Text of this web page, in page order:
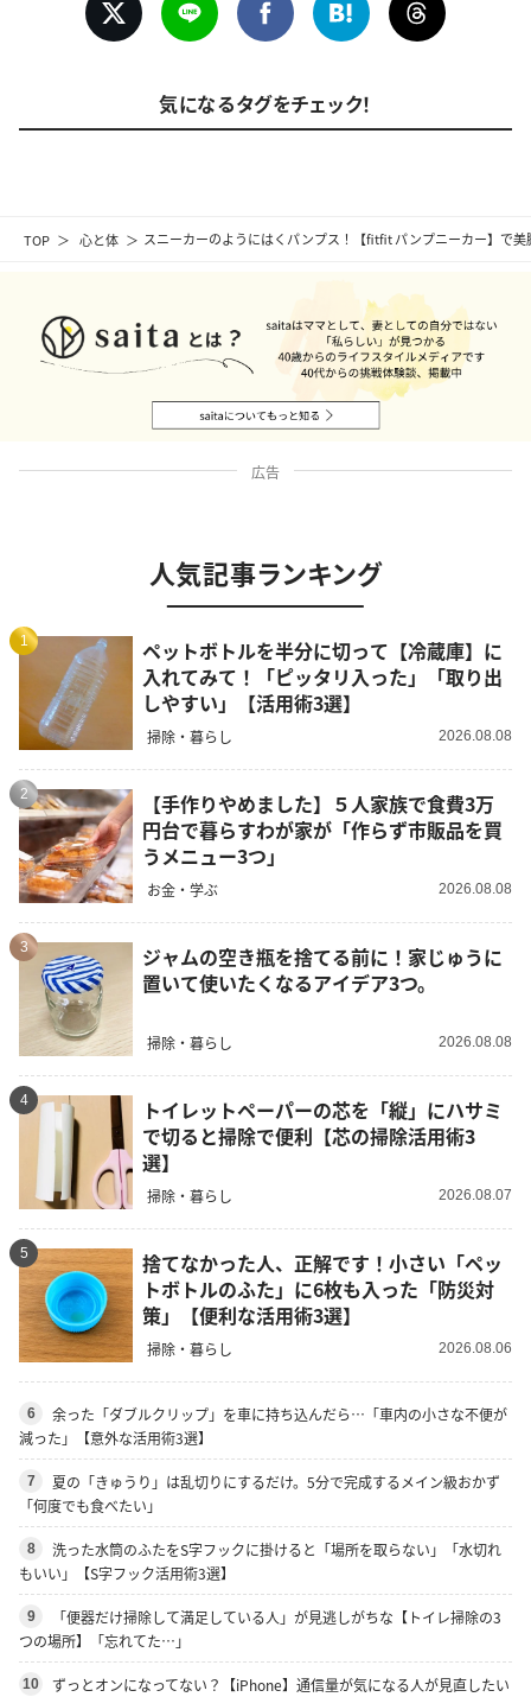
TOP 心と体 スニーカーのようにはくパンプス！【fitfit パンプニーカー】で美
気になるタグをチェック！
広告
人気記事ランキング
1
ペットボトルを半分に切って【冷蔵庫】に
入れてみて！「ピッタリ入った」「取り出
しやすい」【活用術3選】
掃除・暮らし 2026.08.08
2
【手作りやめました】５人家族で食費3万
円台で暮らすわが家が「作らず市販品を買
うメニュー3つ」
お金・学ぶ 2026.08.08
3
ジャムの空き瓶を捨てる前に！家じゅうに
置いて使いたくなるアイデア3つ。
掃除・暮らし 2026.08.08
4
トイレットペーパーの芯を「縦」にハサミ
で切ると掃除で便利【芯の掃除活用術3
選】
掃除・暮らし 2026.08.07
5
捨てなかった人、正解です！小さい「ペッ
トボトルのふた」に6枚も入った「防災対
策」【便利な活用術3選】
掃除・暮らし 2026.08.06
6
余った「ダブルクリップ」を車に持ち込んだら…「車内の小さな不便が
減った」【意外な活用術3選】
7
夏の「きゅうり」は乱切りにするだけ。5分で完成するメイン級おかず
「何度でも食べたい」
8
洗った水筒のふたをS字フックに掛けると「場所を取らない」「水切れ
もいい」【S字フック活用術3選】
9
「便器だけ掃除して満足している人」が見逃しがちな【トイレ掃除の3
つの場所】「忘れてた…」
10
ずっとオンになってない？【iPhone】通信量が気になる人が見直したい